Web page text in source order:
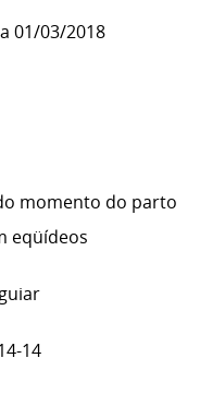
01/03/2018
momento do parto
eqüídeos
14